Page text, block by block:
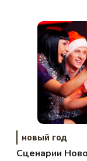
новый год
Сценарии